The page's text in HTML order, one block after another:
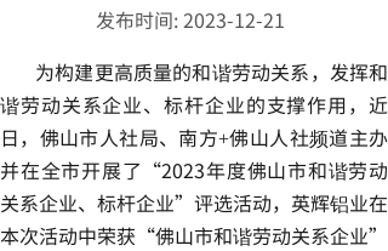
发布时间:2023-12-21
为构建更高质量的和谐劳动关系，发挥和
谐劳动关系企业、标杆企业的支撑作用，近
日，佛山市人社局、南方+佛山人社频道主办
并在全市开展了“2023年度佛山市和谐劳动
关系企业、标杆企业”评选活动，英辉铝业在
本次活动中荣获“佛山市和谐劳动关系企业”